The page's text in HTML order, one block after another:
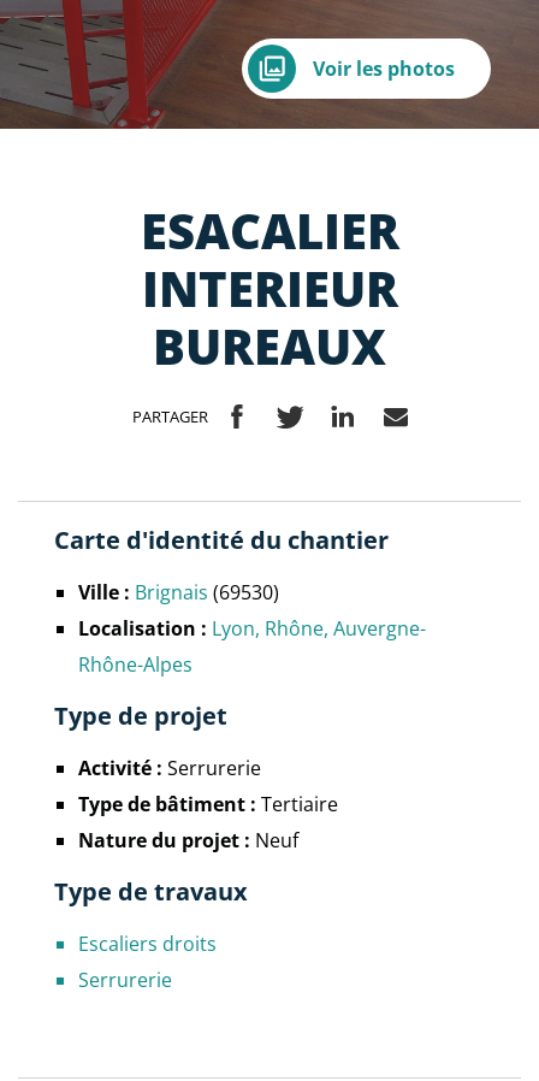
Voir les photos
ESACALIER
INTERIEUR
BUREAUX
PARTAGER
Carte d'identité du chantier
Ville : Brignais (69530)
Localisation : Lyon Rhône Auvergne-
Rhône-Alpes
Type de projet
Activité : Serrurerie
Type de bâtiment : Tertiaire
Nature du projet : Neuf
Type de travaux
Escaliers droits
Serrurerie